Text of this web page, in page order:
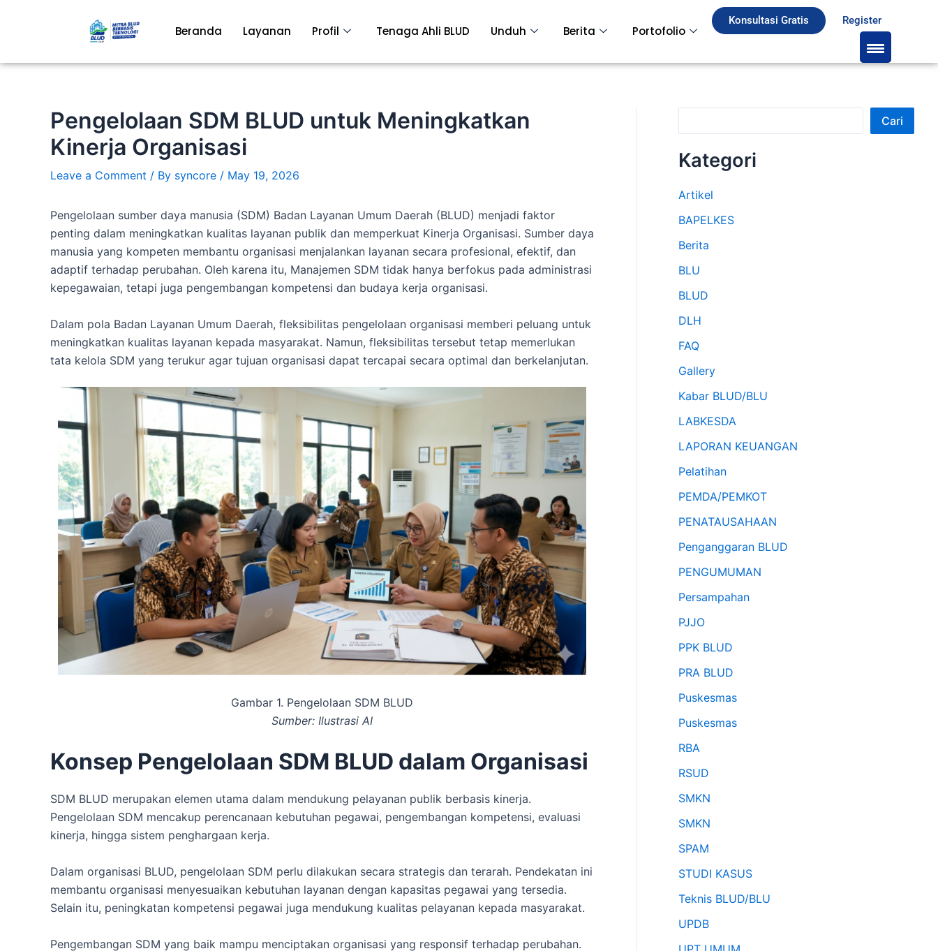
Beranda Layanan Profil Tenaga Ahli BLUD Unduh Berita Portofolio
Konsultasi Gratis Register
Pengelolaan SDM BLUD untuk Meningkatkan
Kinerja Organisasi
Leave a Comment / By syncore / May 19, 2026
Pengelolaan sumber daya manusia (SDM) Badan Layanan Umum Daerah (BLUD) menjadi faktor
penting dalam meningkatkan kualitas layanan publik dan memperkuat Kinerja Organisasi. Sumber daya
manusia yang kompeten membantu organisasi menjalankan layanan secara profesional, efektif, dan
adaptif terhadap perubahan. Oleh karena itu, Manajemen SDM tidak hanya berfokus pada administrasi
kepegawaian, tetapi juga pengembangan kompetensi dan budaya kerja organisasi.
Dalam pola Badan Layanan Umum Daerah, fleksibilitas pengelolaan organisasi memberi peluang untuk
meningkatkan kualitas layanan kepada masyarakat. Namun, fleksibilitas tersebut tetap memerlukan
tata kelola SDM yang terukur agar tujuan organisasi dapat tercapai secara optimal dan berkelanjutan.
Gambar 1. Pengelolaan SDM BLUD
Sumber: Ilustrasi AI
Konsep Pengelolaan SDM BLUD dalam Organisasi
SDM BLUD merupakan elemen utama dalam mendukung pelayanan publik berbasis kinerja.
Pengelolaan SDM mencakup perencanaan kebutuhan pegawai, pengembangan kompetensi, evaluasi
kinerja, hingga sistem penghargaan kerja.
Dalam organisasi BLUD, pengelolaan SDM perlu dilakukan secara strategis dan terarah. Pendekatan ini
membantu organisasi menyesuaikan kebutuhan layanan dengan kapasitas pegawai yang tersedia.
Selain itu, peningkatan kompetensi pegawai juga mendukung kualitas pelayanan kepada masyarakat.
Pengembangan SDM yang baik mampu menciptakan organisasi yang responsif terhadap perubahan.
e
Cari
Kategori
Artikel
BAPELKES
Berita
BLU
BLUD
DLH
FAQ
Gallery
Kabar BLUD/BLU
LABKESDA
LAPORAN KEUANGAN
Pelatihan
PEMDA/PEMKOT
PENATAUSAHAAN
Penganggaran BLUD
PENGUMUMAN
Persampahan
PJJO
PPK BLUD
PRA BLUD
Puskesmas
Puskesmas
RBA
RSUD
SMKN
SMKN
SPAM
STUDI KASUS
Teknis BLUD/BLU
UPDB